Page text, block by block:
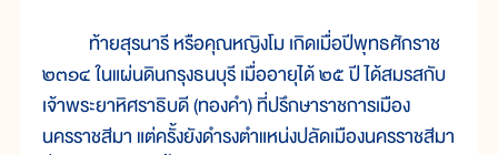
ท้ายสุรนารี หรือคุณหญิงโม เกิดเมื่อปีพุทธศักราช
๒๓๑๔ ในแผ่นดินกรุงธนบุรี เมื่ออายุได้ ๒๕ ปี ได้สมรสกับ
เจ้าพระยาหิศราธิบดี (ทองคำ) ที่ปรึกษาราชการเมือง
นครราชสีมา แต่ครั้งยังดำรงตำแหน่งปลัดเมืองนครราชสีมา